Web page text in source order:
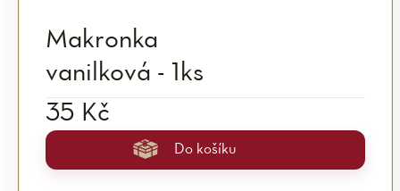
Makronka
vanilková - 1ks
35 Kč
Do košíku